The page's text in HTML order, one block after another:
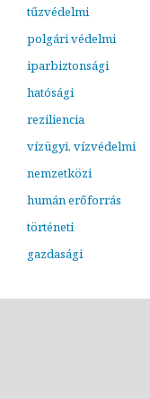
tűzvédelmi
polgári védelmi
iparbiztonsági
hatósági
reziliencia
vízügyi, vízvédelmi
nemzetközi
humán erőforrás
történeti
gazdasági